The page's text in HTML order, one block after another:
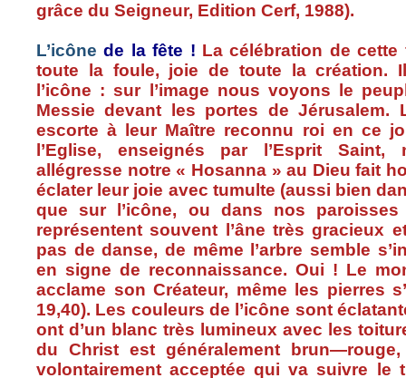
grâce du Seigneur, Edition Cerf, 1988).
L’icône de lafête ! Lacélébration decette
toute la foule, joie de toute lacréation.
l’icône :sur l’image nous voyons le
Messie devant les portes deJérusalem.
escorte à leur Maître reconnu roi en ce
l’Eglise, enseignés par l’Esprit Saint,
allégresse notre « Hosanna » au Dieu fait
éclater leurjoie avec tumulte (aussi bien
que
sur l’icône, ou dans nos paroisses
représentent souvent l’âne très gracieux
pas dedanse, de même l’arbre semble
en signe de reconnaissance. Oui ! Le
acclame sonCréateur, même les pierres
19,40). Les couleurs de l’icône sont
ont d’un blanc très lumineux avec les
du Christ est généralement brun
volontairement acceptée quiva suivre le